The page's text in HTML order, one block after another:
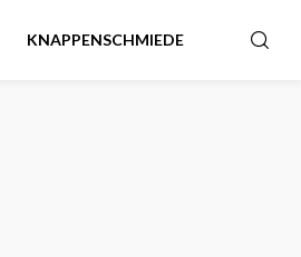
KNAPPENSCHMIEDE